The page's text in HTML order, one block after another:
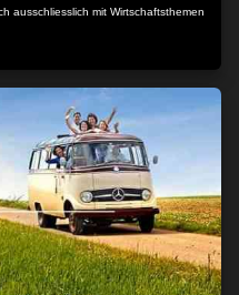
ausschliesslich mit Wirtschaftsthemen